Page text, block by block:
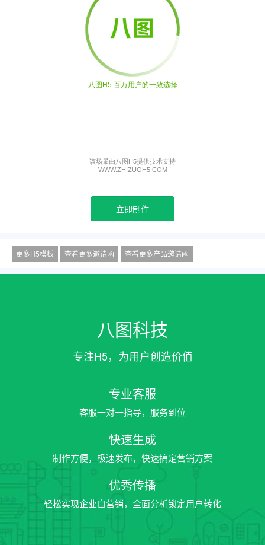
立即制作
更多H5模板 查看更多邀请函 查看更多产品邀请函
八图科技
专注H5，为用户创造价值
专业客服
客服一对一指导，服务到位
快速生成
制作方便，极速发布，快速搞定营销方案
优秀传播
轻松实现企业自营销，全面分析锁定用户转化